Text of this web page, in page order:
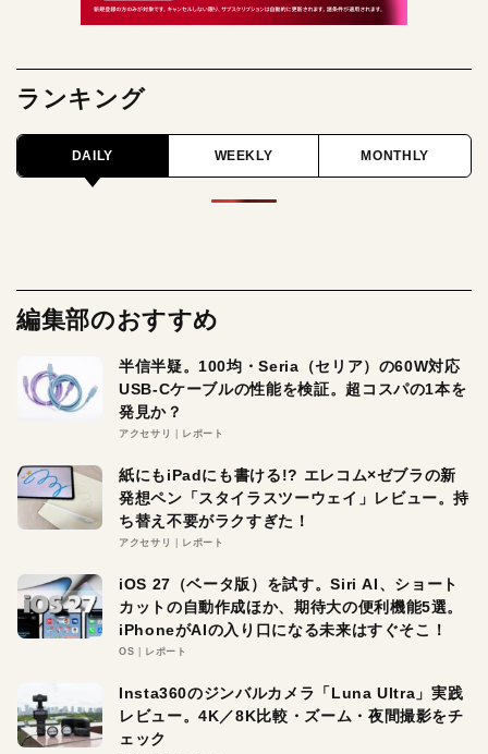
ランキング
DAILY WEEKLY MONTHLY
編集部のおすすめ
半信半疑。100均・Seria（セリア）の60W対応
USB-Cケーブルの性能を検証。超コスパの1本を
発見か？
アクセサリ レポート
紙にもiPadにも書ける!? エレコム×ゼブラの新
発想ペン「スタイラスツーウェイ」レビュー。持
ち替え不要がラクすぎた！
アクセサリ レポート
iOS 27（ベータ版）を試す。Siri AI、ショート
カットの自動作成ほか、期待大の便利機能5選。
iPhoneがAIの入り口になる未来はすぐそこ！
OS レポート
Insta360のジンバルカメラ「Luna Ultra」実践
レビュー。4K／8K比較・ズーム・夜間撮影をチ
ェック